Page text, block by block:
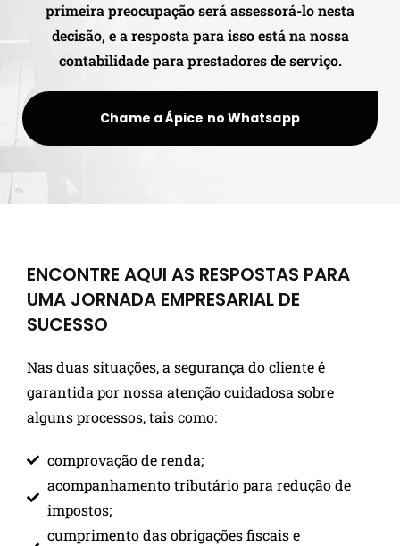
primeira preocupação será assessorá-lo nesta
decisão, e a resposta para isso está na nossa
contabilidade para prestadores de serviço.
Chame a Ápice no Whatsapp
ENCONTRE AQUI AS RESPOSTAS PARA
UMA JORNADA EMPRESARIAL DE
SUCESSO
Nas duas situações, a segurança do cliente é
garantida por nossa atenção cuidadosa sobre
alguns processos, tais como:
comprovação de renda;
acompanhamento tributário para redução de
impostos;
cumprimento das obrigações fiscais e